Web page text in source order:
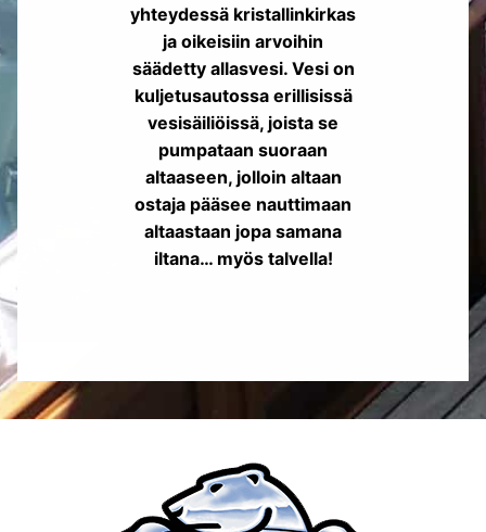
yhteydessä kristallinkirkas
ja oikeisiin arvoihin
säädetty allasvesi. Vesi on
kuljetusautossa erillisissä
vesisäiliöissä, joista se
pumpataan suoraan
altaaseen, jolloin altaan
ostaja pääsee nauttimaan
altaastaan jopa samana
iltana… myös talvella!